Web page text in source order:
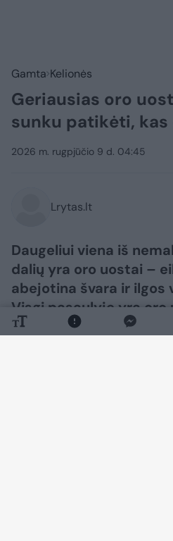
Gamta Kelionės
Geriausias oro
sunku patikėti, kas
2026 m. rugpjūčio 9 d. 04:45
Lrytas.lt
Daugeliui viena iš
dalių yra oro uostai –
abejotina švara ir ilgos
Visgi pasaulyje yra oro
veltui pelnė geriausiojo